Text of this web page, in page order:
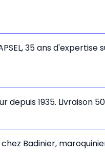
35 ans
1935. Livraison
Badinier,